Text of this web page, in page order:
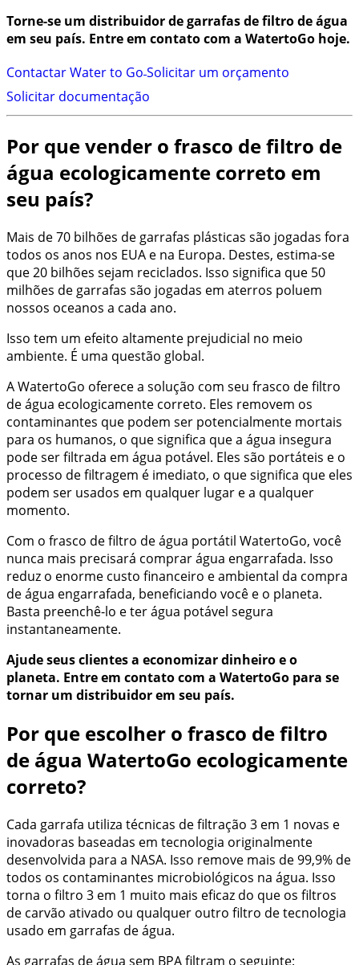
Torne-se um distribuidor de garrafas de filtro de água
em seu país. Entre em contato com a WatertoGo hoje.
Contactar Water to Go Solicitar um orçamento
Solicitar documentação
Por que vender o frasco de filtro de
água ecologicamente correto em
seu país?
Mais de 70 bilhões de garrafas plásticas são jogadas fora
todos os anos nos EUA e na Europa. Destes, estima-se
que 20 bilhões sejam reciclados. Isso significa que 50
milhões de garrafas são jogadas em aterros poluem
nossos oceanos a cada ano.
Isso tem um efeito altamente prejudicial no meio
ambiente. É uma questão global.
A WatertoGo oferece a solução com seu frasco de filtro
de água ecologicamente correto. Eles removem os
contaminantes que podem ser potencialmente mortais
para os humanos, o que significa que a água insegura
pode ser filtrada em água potável. Eles são portáteis e o
processo de filtragem é imediato, o que significa que eles
podem ser usados em qualquer lugar e a qualquer
momento.
Com o frasco de filtro de água portátil WatertoGo, você
nunca mais precisará comprar água engarrafada. Isso
reduz o enorme custo financeiro e ambiental da compra
de água engarrafada, beneficiando você e o planeta.
Basta preenchê-lo e ter água potável segura
instantaneamente.
Ajude seus clientes a economizar dinheiro e o
planeta. Entre em contato com a WatertoGo para se
tornar um distribuidor em seu país.
Por que escolher o frasco de filtro
de água WatertoGo ecologicamente
correto?
Cada garrafa utiliza técnicas de filtração 3 em 1 novas e
inovadoras baseadas em tecnologia originalmente
desenvolvida para a NASA. Isso remove mais de 99,9% de
todos os contaminantes microbiológicos na água. Isso
torna o filtro 3 em 1 muito mais eficaz do que os filtros
de carvão ativado ou qualquer outro filtro de tecnologia
usado em garrafas de água.
As garrafas de água sem BPA filtram o seguinte: